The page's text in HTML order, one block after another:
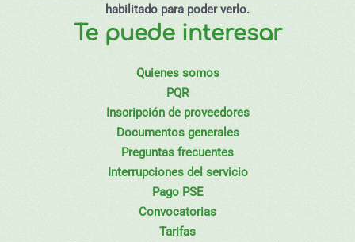
habilitado para poder verlo.
Te puede interesar
Quienes somos
PQR
Inscripción de proveedores
Documentos generales
Preguntas frecuentes
Interrupciones del servicio
Pago PSE
Convocatorias
Tarifas